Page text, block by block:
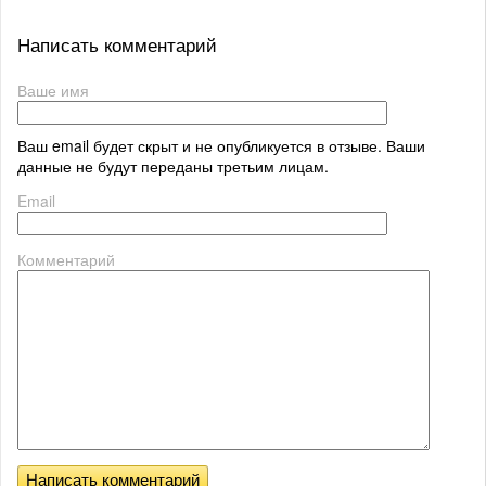
Написать комментарий
Ваше имя
Ваш email будет скрыт и не опубликуется в отзыве. Ваши
данные не будут переданы третьим лицам.
Email
Комментарий